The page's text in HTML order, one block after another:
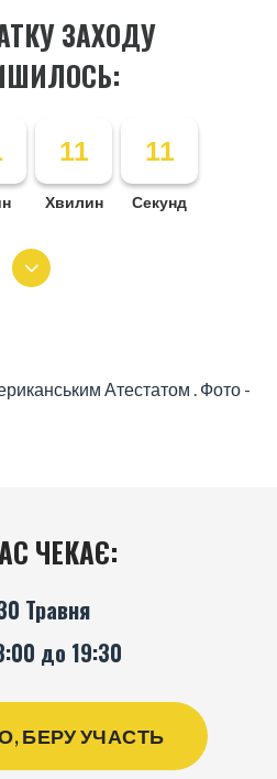
ЗАХОДУ
11
Хвилин
11
Секунд
ЧЕКАЄ:
Травня
до 19:30
БЕРУ УЧАСТЬ